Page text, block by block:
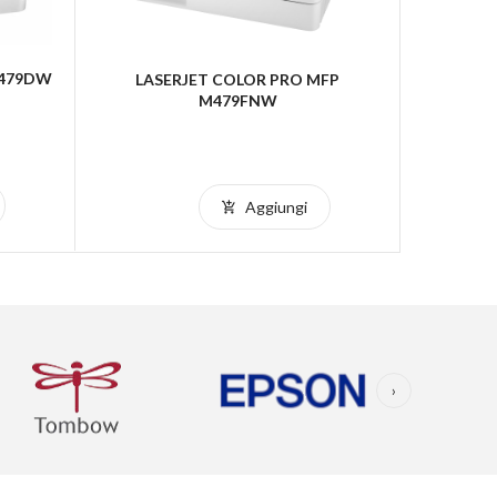
LASERJET COLOR PRO MFP
M479FNW
Aggiungi
›